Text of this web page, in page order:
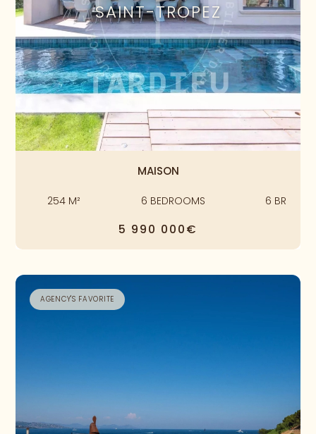
SAINT-TROPEZ
MAISON
254 M² 6 BEDROOMS 6 BR
5 990 000€
AGENCY'S FAVORITE